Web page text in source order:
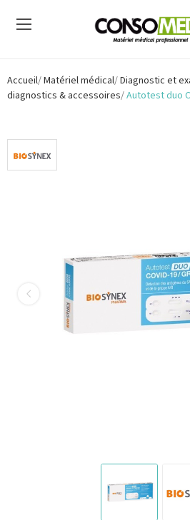
Accueil Matériel médical Diagnostic et
diagnostics & accessoires Autotest duo